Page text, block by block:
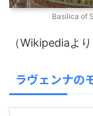
Basilica of
（Wikipediaより
ラヴェンナの